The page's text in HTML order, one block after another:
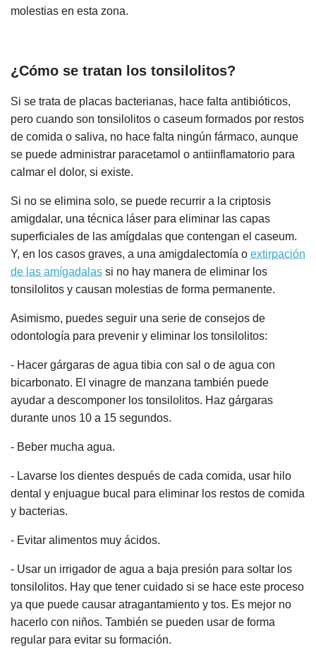
molestias en esta zona.
¿Cómo se tratan los tonsilolitos?
Si se trata de placas bacterianas, hace falta antibióticos,
pero cuando son tonsilolitos o caseum formados por restos
de comida o saliva, no hace falta ningún fármaco, aunque
se puede administrar paracetamol o antiinflamatorio para
calmar el dolor, si existe.
Si no se elimina solo, se puede recurrir a la criptosis
amigdalar, una técnica láser para eliminar las capas
superficiales de las amígdalas que contengan el caseum.
Y, en los casos graves, a una amigdalectomía o extirpación
de las amígadalas si no hay manera de eliminar los
tonsilolitos y causan molestias de forma permanente.
Asimismo, puedes seguir una serie de consejos de
odontología para prevenir y eliminar los tonsilolitos:
- Hacer gárgaras de agua tibia con sal o de agua con
bicarbonato. El vinagre de manzana también puede
ayudar a descomponer los tonsilolitos. Haz gárgaras
durante unos 10 a 15 segundos.
- Beber mucha agua.
- Lavarse los dientes después de cada comida, usar hilo
dental y enjuague bucal para eliminar los restos de comida
y bacterias.
- Evitar alimentos muy ácidos.
- Usar un irrigador de agua a baja presión para soltar los
tonsilolitos. Hay que tener cuidado si se hace este proceso
ya que puede causar atragantamiento y tos. Es mejor no
hacerlo con niños. También se pueden usar de forma
regular para evitar su formación.